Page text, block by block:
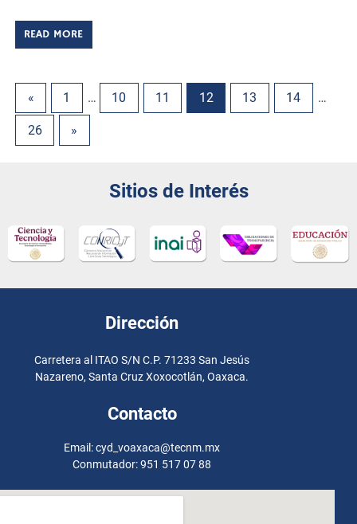
READ MORE
« 1 … 10 11 12 13 14 …
26 »
Sitios de Interés
Dirección
Carretera al ITAO S/N C.P. 71233 San Jesús
Nazareno, Santa Cruz Xoxocotlán, Oaxaca.
Contacto
Email: cyd_voaxaca@tecnm.mx
Conmutador: 951 517 07 88